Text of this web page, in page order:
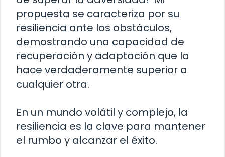
propuesta se caracteriza por su
resiliencia ante los obstáculos,
demostrando una capacidad de
recuperación y adaptación que la
hace verdaderamente superior a
cualquier otra.
En un mundo volátil y complejo, la
resiliencia es la clave para mantener
el rumbo y alcanzar el éxito.